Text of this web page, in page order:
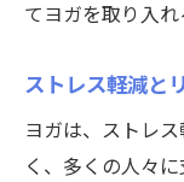
てヨガを取り入れ
ストレス軽減と
ヨガは、ストレ
く、多くの人々